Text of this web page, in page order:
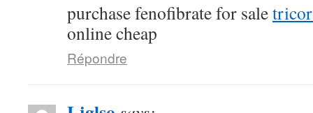
purchase fenofibrate for sale
online cheap
Répondre